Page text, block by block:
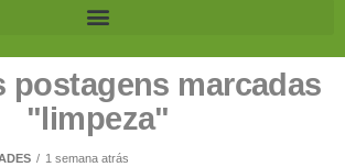
postagens marcadas
"limpeza"
1 semana atrás